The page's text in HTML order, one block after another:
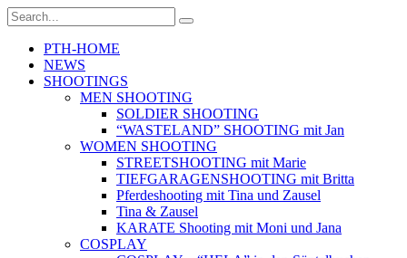
PTH-HOME
NEWS
SHOOTINGS
MEN SHOOTING
SOLDIER SHOOTING
“WASTELAND” SHOOTING mit Jan
WOMEN SHOOTING
STREETSHOOTING mit Marie
TIEFGARAGENSHOOTING mit Britta
Pferdeshooting mit Tina und Zausel
Tina & Zausel
KARATE Shooting mit Moni und Jana
COSPLAY